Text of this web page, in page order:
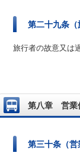
第二十九条
旅行者の故意又は
第八章 営業
第三十条（営